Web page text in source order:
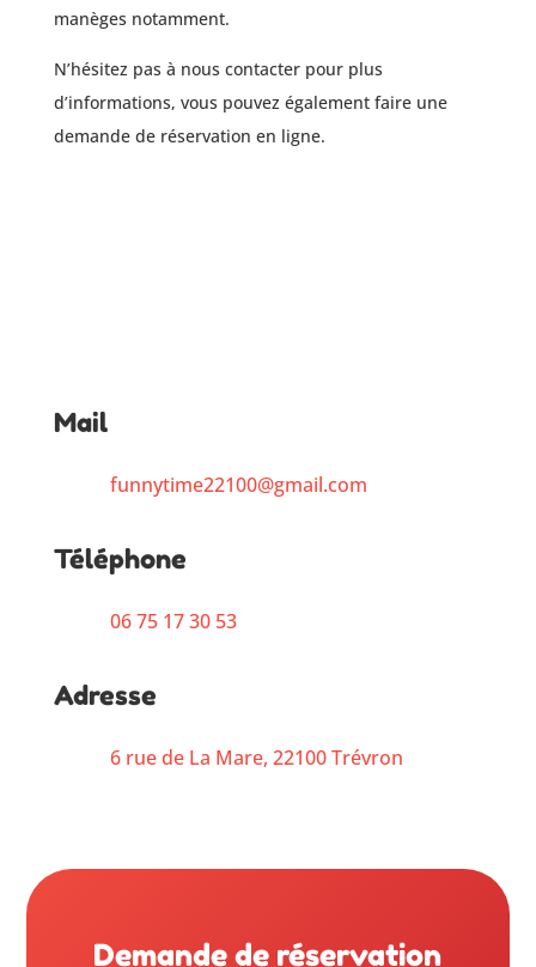
manèges notamment.
N’hésitez pas à nous contacter pour plus
d’informations, vous pouvez également faire une
demande de réservation en ligne.
Mail
funnytime22100@gmail.com
Téléphone
06 75 17 30 53
Adresse
6 rue de La Mare, 22100 Trévron
Demande de réservation